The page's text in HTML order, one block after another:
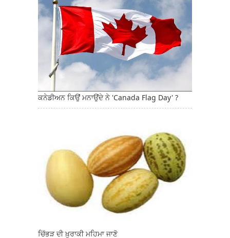
ਕਨੇਡੀਅਨ ਕਿਉਂ ਮਨਾਉਂਦੇ ਨੇ 'Canada Flag Day' ?
ਚਿੱਭੜ ਦੀ ਖ਼ੁਰਾਕੀ ਮਹਿਮਾ ਜਾਣੋ